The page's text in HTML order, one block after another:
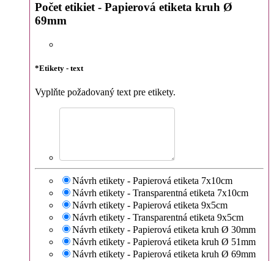
Počet etikiet - Papierová etiketa kruh Ø
69mm
*Etikety - text
Vyplňte požadovaný text pre etikety.
Návrh etikety - Papierová etiketa 7x10cm
Návrh etikety - Transparentná etiketa 7x10cm
Návrh etikety - Papierová etiketa 9x5cm
Návrh etikety - Transparentná etiketa 9x5cm
Návrh etikety - Papierová etiketa kruh Ø 30mm
Návrh etikety - Papierová etiketa kruh Ø 51mm
Návrh etikety - Papierová etiketa kruh Ø 69mm